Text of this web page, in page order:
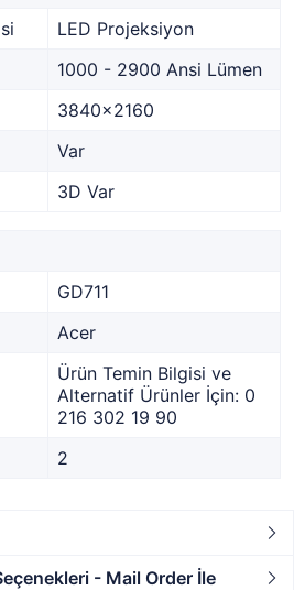
LED Projeksiyon
1000 - 2900 Ansi Lümen
3840x2160
Var
3D Var
GD711
Acer
Ürün Temin Bilgisi ve
Alternatif Ürünler İçin: 0
216 302 19 90
2
- Mail Order İle